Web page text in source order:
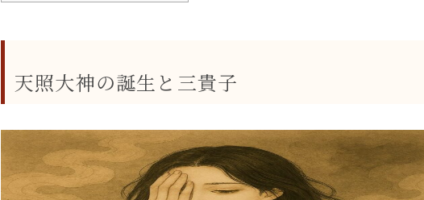
天照大神の誕生と三貴子